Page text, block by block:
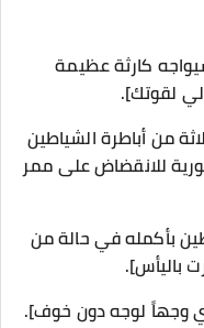
كارثة عظيمة
لقوتك].
من أباطرة الشياطين
للانقضاض على ممر
بأكمله في حالة من
باليأس].
وجهاً لوجه دون خوف].